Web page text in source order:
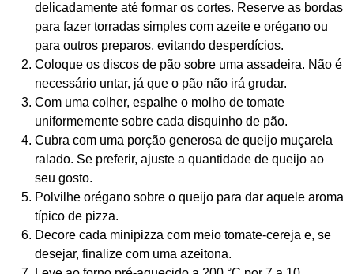
delicadamente até formar os cortes. Reserve as bordas
para fazer torradas simples com azeite e orégano ou
para outros preparos, evitando desperdícios.
Coloque os discos de pão sobre uma assadeira. Não é
necessário untar, já que o pão não irá grudar.
Com uma colher, espalhe o molho de tomate
uniformemente sobre cada disquinho de pão.
Cubra com uma porção generosa de queijo muçarela
ralado. Se preferir, ajuste a quantidade de queijo ao
seu gosto.
Polvilhe orégano sobre o queijo para dar aquele aroma
típico de pizza.
Decore cada minipizza com meio tomate-cereja e, se
desejar, finalize com uma azeitona.